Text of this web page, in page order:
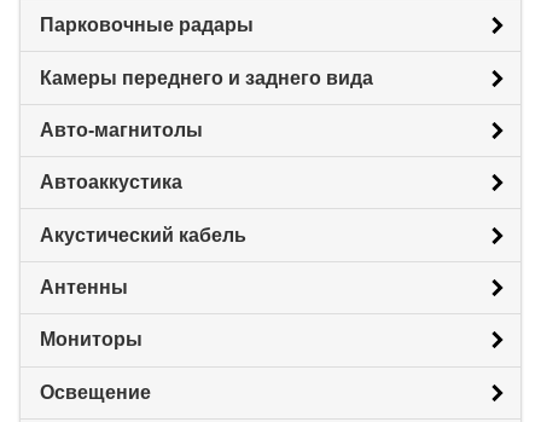
Парковочные радары
Камеры переднего и заднего вида
Авто-магнитолы
Автоаккустика
Акустический кабель
Антенны
Мониторы
Освещение